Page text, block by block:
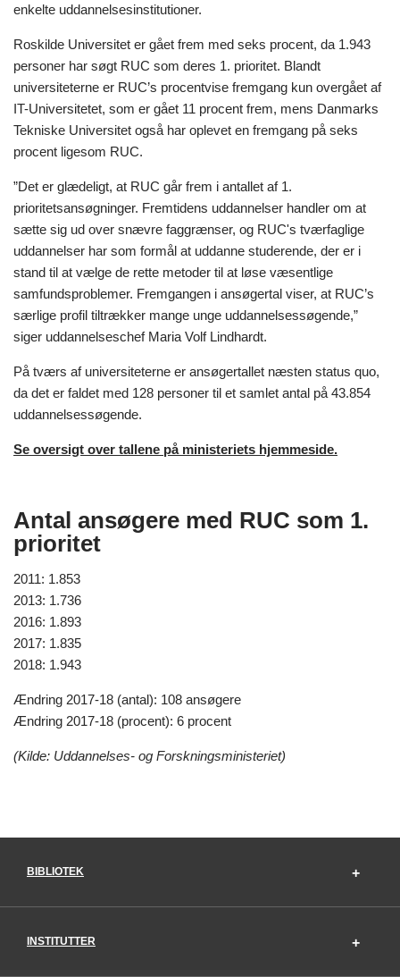
enkelte uddannelsesinstitutioner.
Roskilde Universitet er gået frem med seks procent, da 1.943
personer har søgt RUC som deres 1. prioritet. Blandt
universiteterne er RUC’s procentvise fremgang kun overgået af
IT-Universitetet, som er gået 11 procent frem, mens Danmarks
Tekniske Universitet også har oplevet en fremgang på seks
procent ligesom RUC.
”Det er glædeligt, at RUC går frem i antallet af 1.
prioritetsansøgninger. Fremtidens uddannelser handler om at
sætte sig ud over snævre faggrænser, og RUC's tværfaglige
uddannelser har som formål at uddanne studerende, der er i
stand til at vælge de rette metoder til at løse væsentlige
samfundsproblemer. Fremgangen i ansøgertal viser, at RUC’s
særlige profil tiltrækker mange unge uddannelsessøgende,”
siger uddannelseschef Maria Volf Lindhardt.
På tværs af universiteterne er ansøgertallet næsten status quo,
da det er faldet med 128 personer til et samlet antal på 43.854
uddannelsessøgende.
Se oversigt over tallene på ministeriets hjemmeside.
Antal ansøgere med RUC som 1.
prioritet
2011: 1.853
2013: 1.736
2016: 1.893
2017: 1.835
2018: 1.943
Ændring 2017-18 (antal): 108 ansøgere
Ændring 2017-18 (procent): 6 procent
(Kilde: Uddannelses- og Forskningsministeriet)
BIBLIOTEK
INSTITUTTER